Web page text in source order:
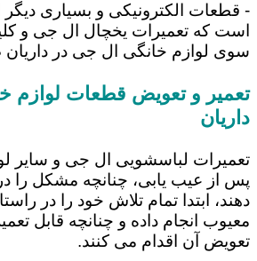
- قطعات الکترونیکی و بسیاری دیگر
است که تعمیرات یخچال ال جی و
سوی لوازم خانگی ال جی در
تعمیر و تعویض قطعات لوازم
داریان
تعمیرات لباسشویی ال جی و سایر
پس از عیب یابی، چنانچه مشکل
دهند، ابتدا تمام تلاش خود را در
معیوب انجام داده و چنانچه قابل
تعویض آن اقدام می کنند.